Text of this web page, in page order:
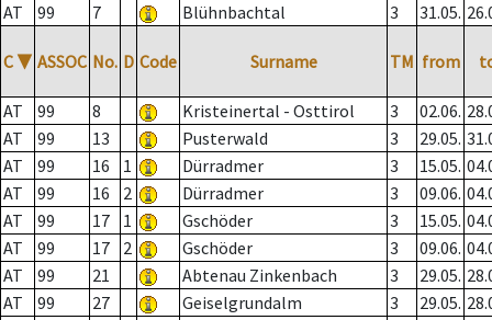
AT
99 7 Blühnbachtal 3 31.05.
C ▼ ASSOC No. D Code Surname TM from
AT 99 8 Kristeinertal - Osttirol 3 02.06.
AT
99 13 Pusterwald 3 29.05.
AT
99 16 1 Dürradmer 3 15.05.
AT
99 16 2 Dürradmer 3 09.06.
AT
99 17 1 Gschöder 3 15.05.
AT
99 17 2 Gschöder 3 09.06.
AT
99 21 Abtenau Zinkenbach 3 29.05.
AT
99 27 Geiselgrundalm 3 29.05.